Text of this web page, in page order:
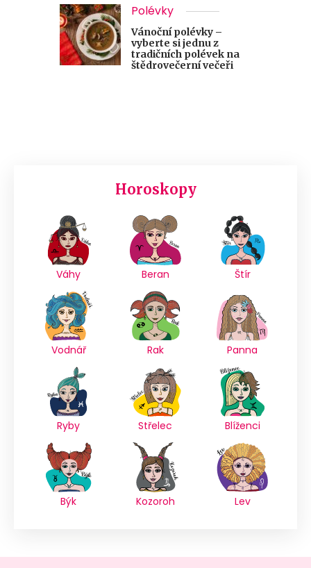
Polévky
Vánoční polévky –
vyberte si jednu z
tradičních polévek na
štědrovečerní večeři
Horoskopy
Váhy Beran Štír
Vodnář Rak Panna
Ryby Střelec Blíženci
Býk Kozoroh Lev